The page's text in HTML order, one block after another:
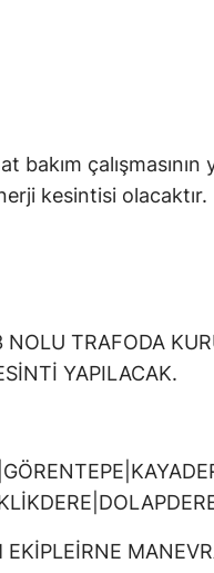
bakım çalışmasının
kesintisi olacaktır.
TRAFODA
YAPILACAK.